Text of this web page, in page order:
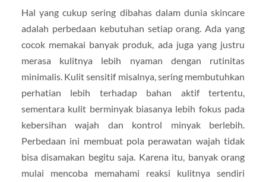
Hal yang cukup sering dibahas dalam dunia skincare
adalah perbedaan kebutuhan setiap orang. Ada yang
cocok memakai banyak produk, ada juga yang justru
merasa kulitnya lebih nyaman dengan rutinitas
minimalis. Kulit sensitif misalnya, sering membutuhkan
perhatian lebih terhadap bahan aktif tertentu,
sementara kulit berminyak biasanya lebih fokus pada
kebersihan wajah dan kontrol minyak berlebih.
Perbedaan ini membuat pola perawatan wajah tidak
bisa disamakan begitu saja. Karena itu, banyak orang
mulai mencoba memahami reaksi kulitnya sendiri